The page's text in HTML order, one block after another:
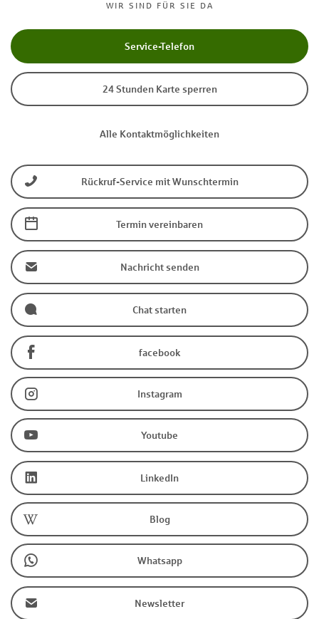
WIR SIND FÜR SIE DA
Service-Telefon
24 Stunden Karte sperren
Alle Kontaktmöglichkeiten
Rückruf-Service mit Wunschtermin
Termin vereinbaren
Nachricht senden
Chat starten
facebook
Instagram
Youtube
LinkedIn
Blog
Whatsapp
Newsletter